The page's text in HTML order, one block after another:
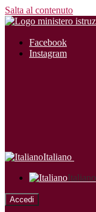
Salta al contenuto
Facebook
Instagram
Italiano
Italiano
Accedi